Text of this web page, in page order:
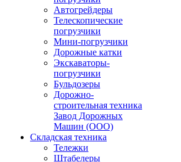
Автогрейдеры
Телескопические
погрузчики
Мини-погрузчики
Дорожные катки
Экскаваторы-
погрузчики
Бульдозеры
Дорожно-
строительная техника
Завод Дорожных
Машин (ООО)
Складская техника
Тележки
Штабелеры